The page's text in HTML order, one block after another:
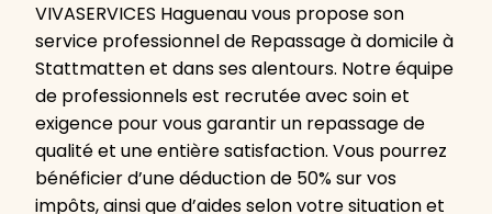
VIVASERVICES Haguenau vous propose son
service professionnel de Repassage à domicile à
Stattmatten et dans ses alentours. Notre équipe
de professionnels est recrutée avec soin et
exigence pour vous garantir un repassage de
qualité et une entière satisfaction. Vous pourrez
bénéficier d’une déduction de 50% sur vos
impôts, ainsi que d’aides selon votre situation et